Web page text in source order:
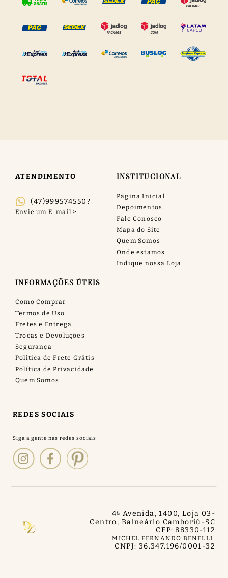
ATENDIMENTO
(47)999574550?
INSTITUCIONAL
Página Inicial
Depoimentos
Fale Conosco
Mapa do Site
Quem Somos
Onde estamos
Indique nossa Loja
INFORMAÇÕES ÚTEIS
Como Comprar
Termos de Uso
Fretes e Entrega
Trocas e Devoluções
Segurança
Politica de Frete Grátis
Política de Privacidade
Quem Somos
REDES SOCIAIS
MICHEL FERNANDO BENELLI
4ª Avenida, 1400, Loja 03 -
Centro, Balneário Camboriú-SC
CEP: 88330-112
CNPJ: 36.347.196/0001-32